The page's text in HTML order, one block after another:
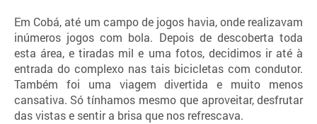
Em Cobá, até um campo de jogos havia, onde realizavam
inúmeros jogos com bola. Depois de descoberta toda
esta área, e tiradas mil e uma fotos, decidimos ir até à
entrada do complexo nas tais bicicletas com condutor.
Também foi uma viagem divertida e muito menos
cansativa. Só tínhamos mesmo que aproveitar, desfrutar
das vistas e sentir a brisa que nos refrescava.